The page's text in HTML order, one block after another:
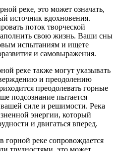
реке, это может означать,
источник вдохновения.
поток творческой
свою жизнь. Ваши сны
испытаниям и ищете
и самовыражения.
реке также могут указывать
и преодолению
преодолевать горные
подсознание пытается
силе и решимости. Река
энергии, который
и двигаться вперед.
горной реке сопровождается